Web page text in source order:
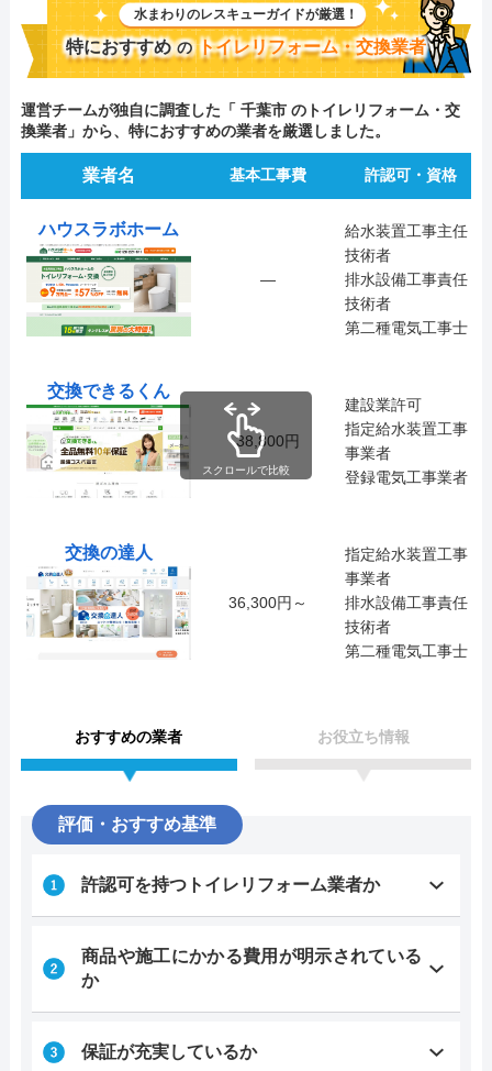
水まわりのレスキューガイドが厳選！
特におすすめ の トイレリフォーム・交換業者
運営チームが独自に調査した「 千葉市 のトイレリフォーム・交
換業者」から、特におすすめの業者を厳選しました。
業者名 基本工事費 許認可・資格
ハウスラボホーム
―
給水装置工事主任
技術者
排水設備工事責任
技術者
第二種電気工事士
交換できるくん
38,800円
建設業許可
指定給水装置工事
事業者
登録電気工事業者
交換の達人
36,300円～
指定給水装置工事
事業者
排水設備工事責任
技術者
第二種電気工事士
スクロールで比較
おすすめの業者 お役立ち情報
評価・おすすめ基準
許認可を持つトイレリフォーム業者か
商品や施工にかかる費用が明示されている
か
保証が充実しているか